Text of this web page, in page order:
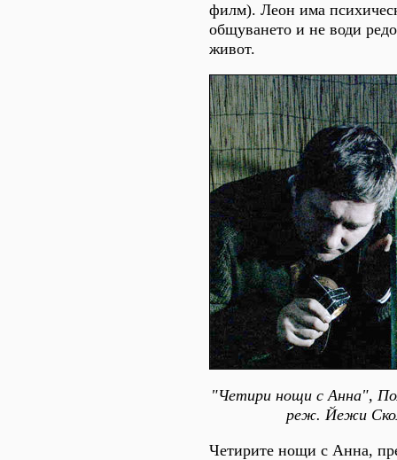
филм). Леон има
общуването и не води
живот.
"Четири нощи с Анна",
реж. Йежи
Четирите нощи с Анна,